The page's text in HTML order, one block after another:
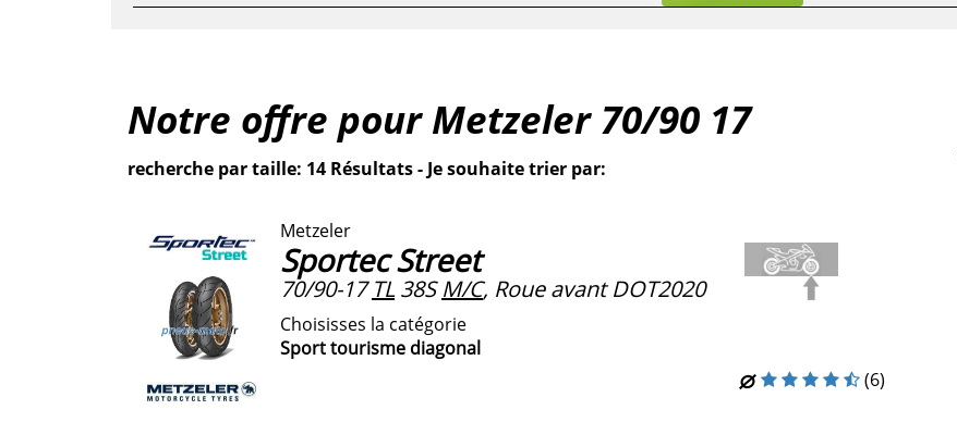
Notre offre pour Metzeler 70/90 17
recherche par taille: 14 Résultats - Je souhaite trier par:
Metzeler
Sportec Street
70/90-17 TL38S M/C, Roue avant DOT2020
Choisisses la catégorie
Sport tourisme diagonal
(6)